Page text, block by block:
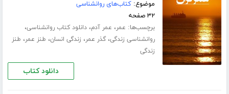
موضوع:کتاب‌های روانشناسی
۳۲ صفحه
برچسب‌ها: عمر، عمر آدم،دانلود کتاب روانشناسی،
روانشناسی زندگی،گذر عمر، زندگی انسان، طنز عمر، طنز
زندگی
دانلود کتاب